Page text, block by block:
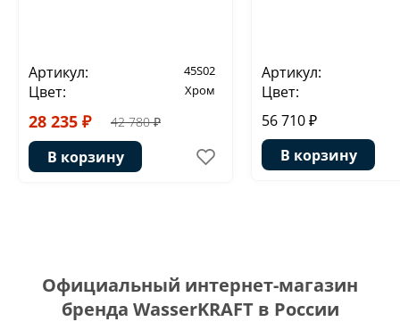
Артикул: 45S02
Цвет: Хром
28 235 ₽ 42 780 ₽
В корзину
Артикул:
Цвет:
56 710 ₽
В корзину
Официальный интернет-магазин
бренда WasserKRAFT в России